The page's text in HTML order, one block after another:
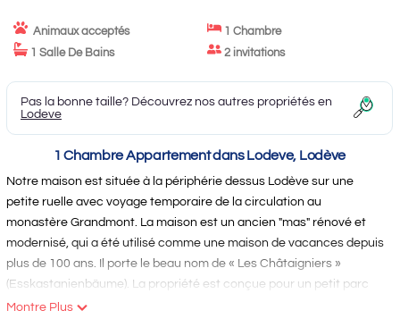
Animaux acceptés
1 Chambre
1 Salle De Bains
2 invitations
Pas la bonne taille? Découvrez nos autres propriétés en
Lodeve
1 Chambre Appartement dans Lodeve, Lodève
Notre maison est située à la périphérie dessus Lodève sur une
petite ruelle avec voyage temporaire de la circulation au
monastère Grandmont. La maison est un ancien "mas" rénové et
modernisé, qui a été utilisé comme une maison de vacances depuis
plus de 100 ans. Il porte le beau nom de « Les Châtaigniers »
(Esskastanienbäume). La propriété est conçue pour un petit parc
méditerranéen en terrasses et s'ouvre sur une oliveraie
Montre Plus